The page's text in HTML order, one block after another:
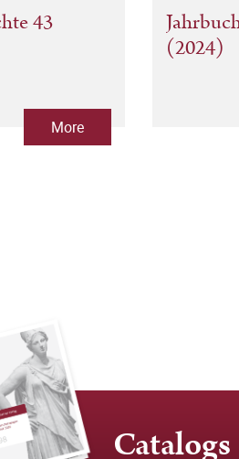
43
More
(2024)
Catalogs